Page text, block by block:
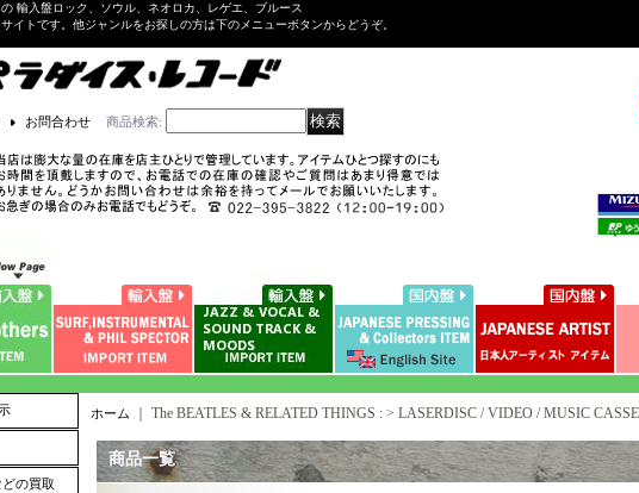
輸入盤ロック、ソウル、ネオロカ、レゲエ、ブルース
イトです。他ジャンルをお探しの方は下のメニューボタンからどうぞ。
お問合わせ 商品検索:
の買取
ホーム The BEATLES & RELATED THINGS : > LASERDISC / VIDEO / MUSIC
商品一覧